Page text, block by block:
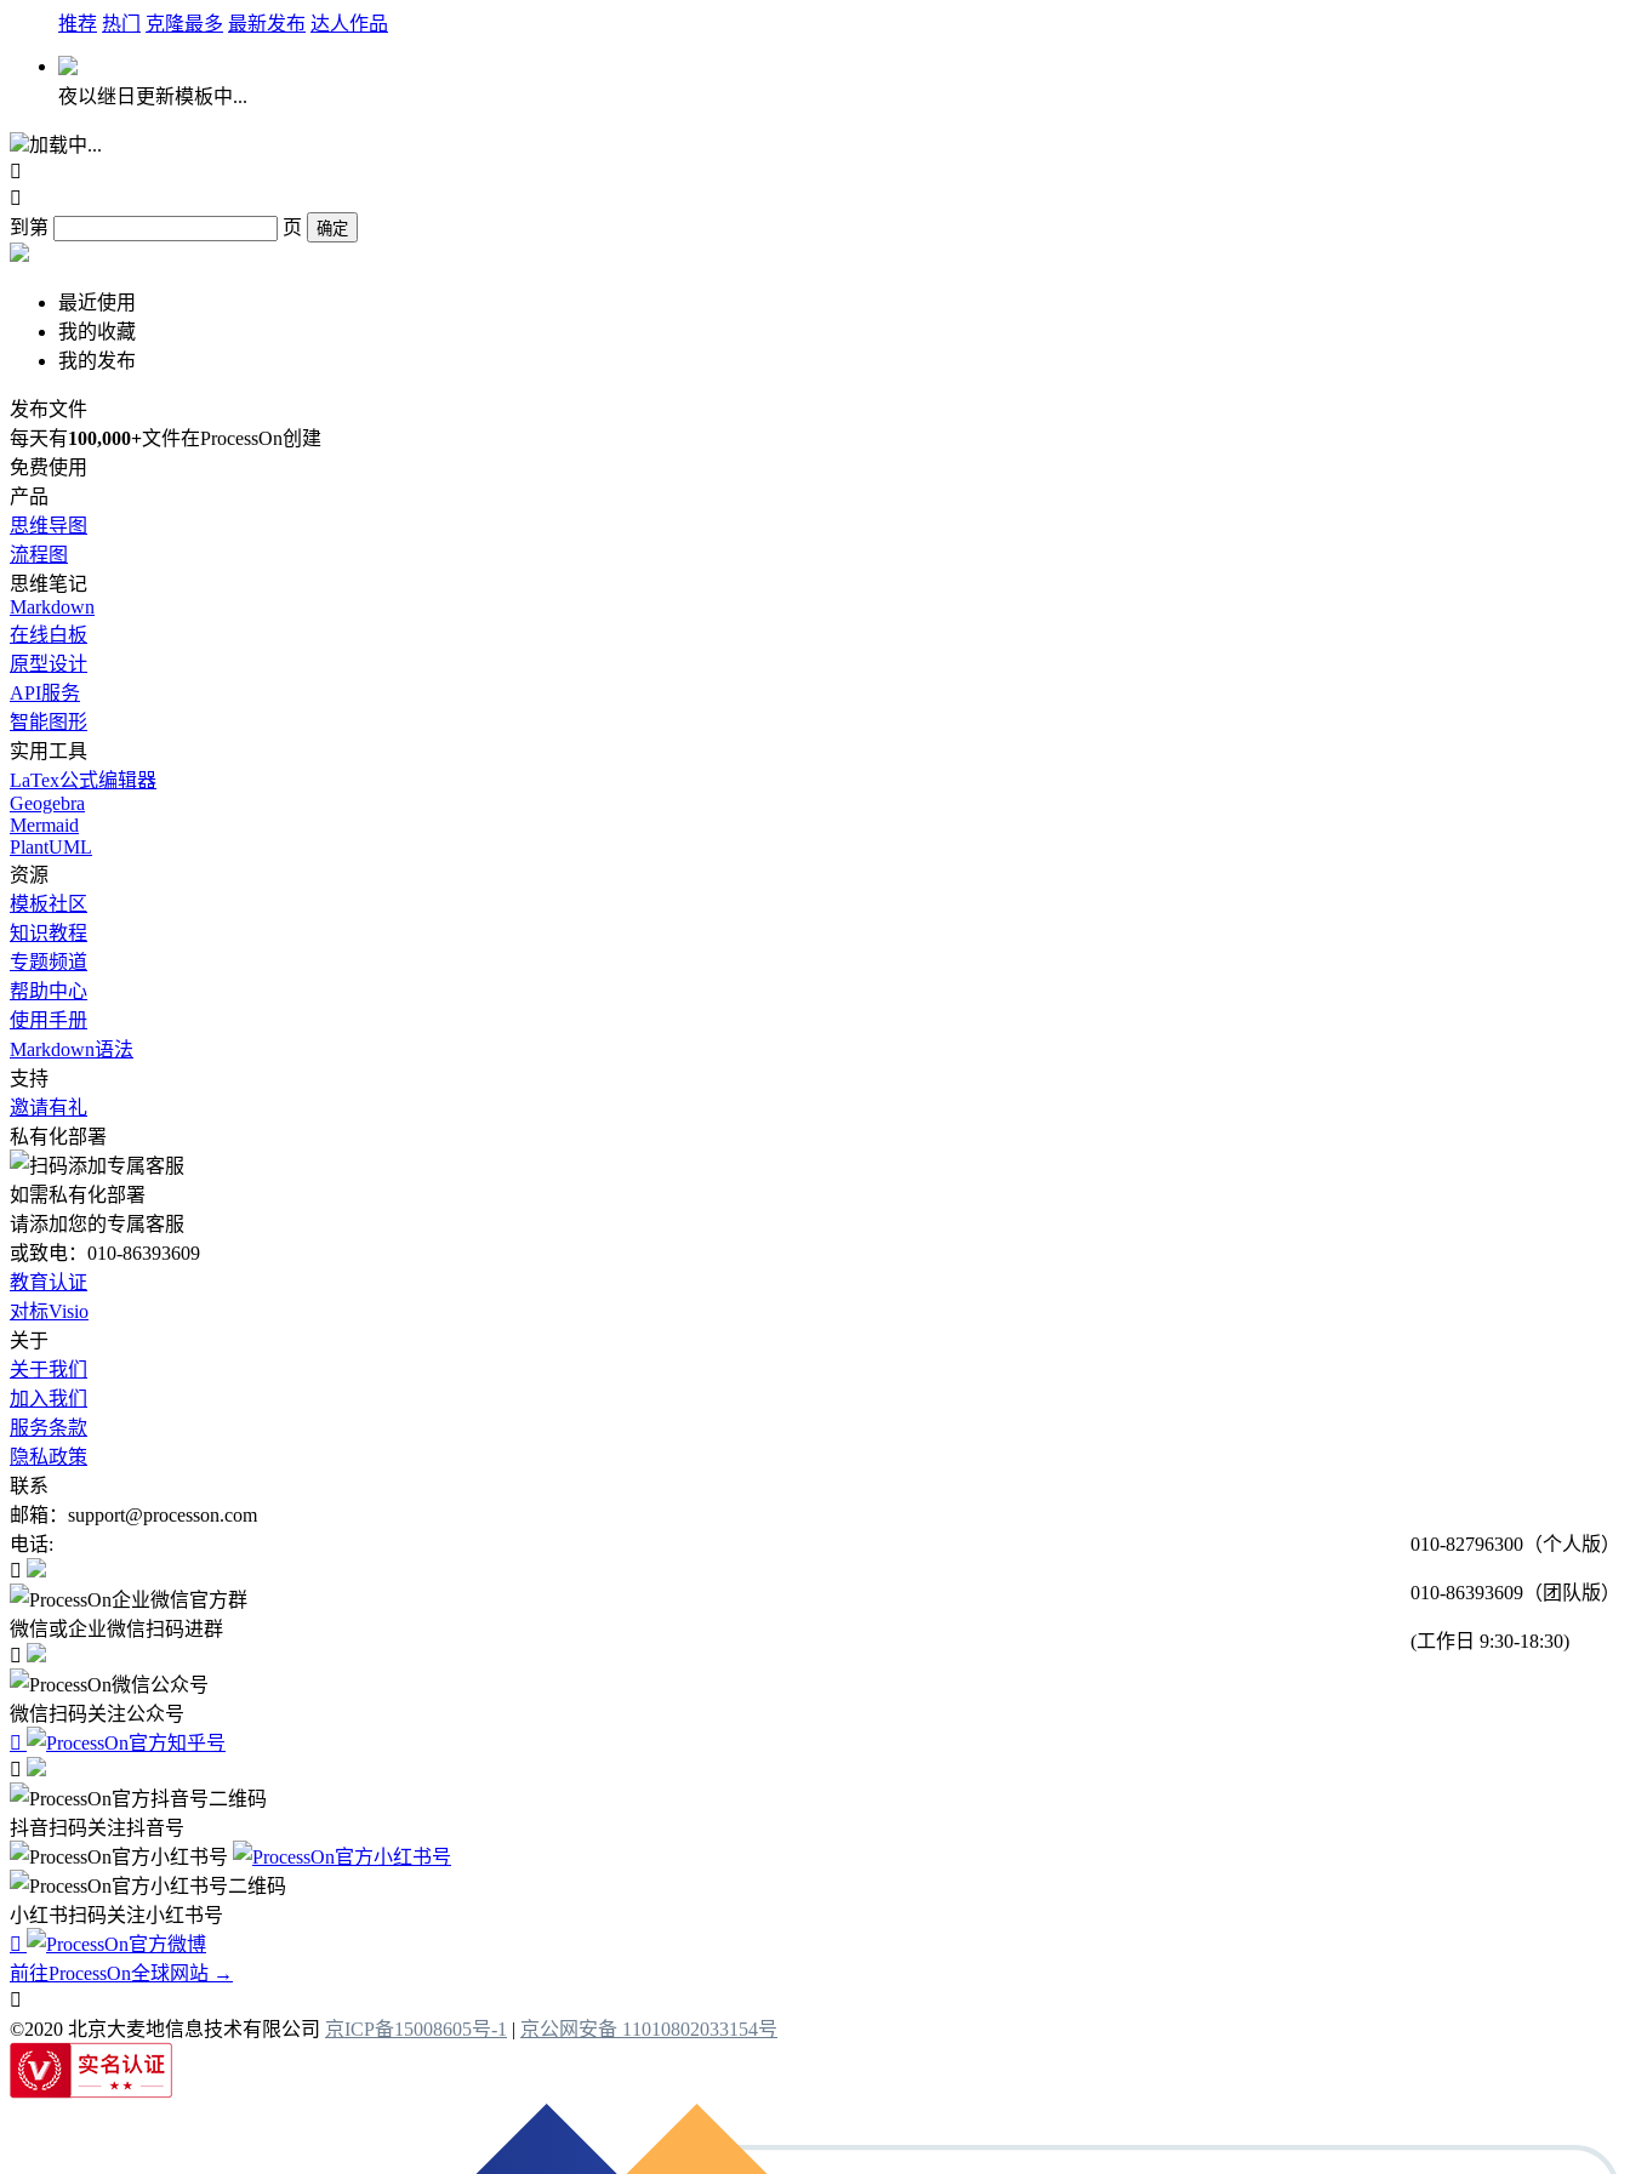
推荐 热门 克隆最多 最新发布 达人作品
夜以继日更新模板中...
加载中...


到第
页 确定
最近使用
我的收藏
我的发布
发布文件
每天有100,000+文件在ProcessOn创建
免费使用
产品
思维导图
流程图
思维笔记
Markdown
在线白板
原型设计
API服务
智能图形
实用工具
LaTex公式编辑器
Geogebra
Mermaid
PlantUML
资源
模板社区
知识教程
专题频道
帮助中心
使用手册
Markdown语法
支持
邀请有礼
私有化部署
如需私有化部署
请添加您的专属客服
或致电：010-86393609
教育认证
对标Visio
关于
关于我们
加入我们
服务条款
隐私政策
联系
邮箱：support@processon.com
电话:
010-82796300（个人版）
010-86393609（团队版）
(工作日 9:30-18:30)

微信或企业微信扫码进群

微信扫码关注公众号


抖音扫码关注抖音号
小红书扫码关注小红书号

前往ProcessOn全球网站 →

©2020 北京大麦地信息技术有限公司 京ICP备15008605号-1 | 京公网安备 11010802033154号